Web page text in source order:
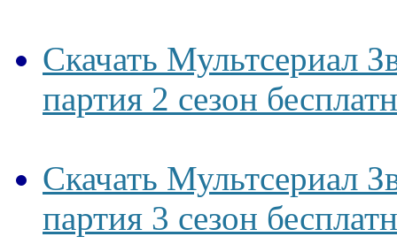
Скачать Мультсериал
партия 2 сезон
Скачать Мультсериал
партия 3 сезон